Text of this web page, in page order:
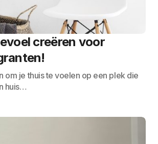
creëren voor
om je thuis te voelen op een plek die
huis…